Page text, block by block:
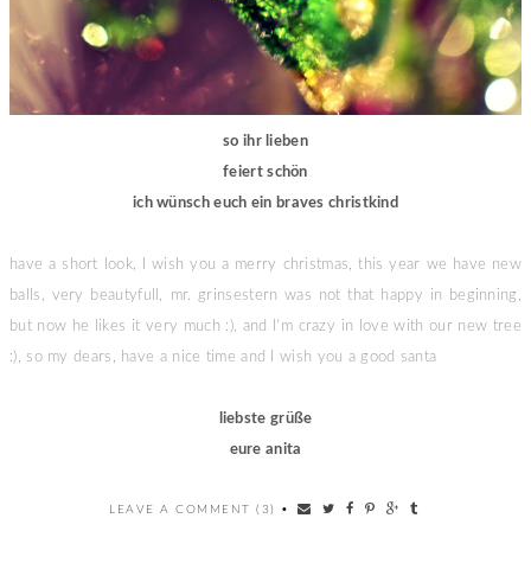
so ihr lieben
feiert schön
ich wünsch euch ein braves christkind
have a short look, I wish you a merry christmas, this year we have new
balls, very beautyfull, mr. grinsestern was not that happy in beginning,
but now he likes it very much :), and I'm crazy in love with our new tree
:), so my dears, have a nice time and I wish you a good santa
liebste grüße
eure anita
LEAVE A COMMENT (3) •